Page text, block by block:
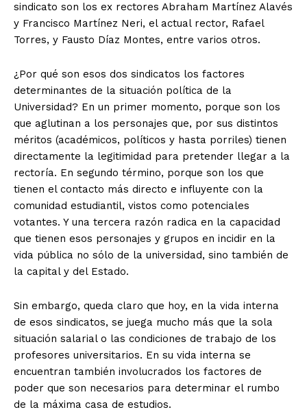
sindicato son los ex rectores Abraham Martínez Alavés
y Francisco Martínez Neri, el actual rector, Rafael
Torres, y Fausto Díaz Montes, entre varios otros.
¿Por qué son esos dos sindicatos los factores
determinantes de la situación política de la
Universidad? En un primer momento, porque son los
que aglutinan a los personajes que, por sus distintos
méritos (académicos, políticos y hasta porriles) tienen
directamente la legitimidad para pretender llegar a la
rectoría. En segundo término, porque son los que
tienen el contacto más directo e influyente con la
comunidad estudiantil, vistos como potenciales
votantes. Y una tercera razón radica en la capacidad
que tienen esos personajes y grupos en incidir en la
vida pública no sólo de la universidad, sino también de
la capital y del Estado.
Sin embargo, queda claro que hoy, en la vida interna
de esos sindicatos, se juega mucho más que la sola
situación salarial o las condiciones de trabajo de los
profesores universitarios. En su vida interna se
encuentran también involucrados los factores de
poder que son necesarios para determinar el rumbo
de la máxima casa de estudios.